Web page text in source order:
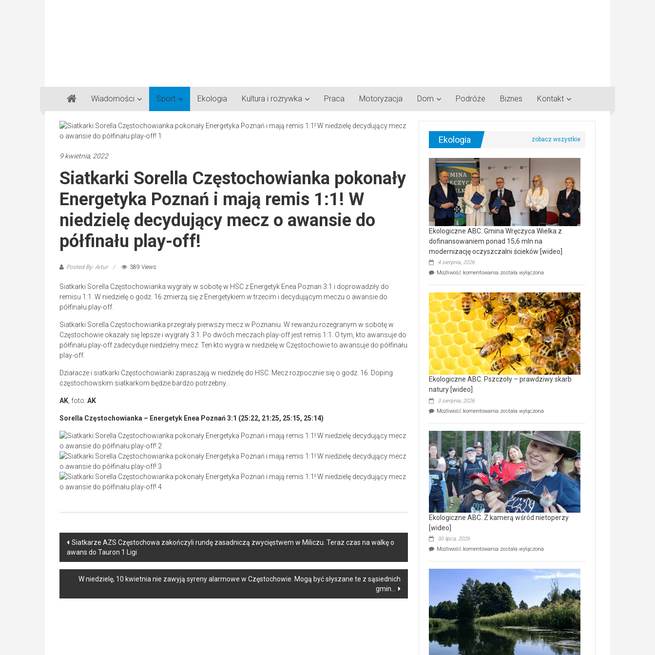
Gazeta
Regionalna
Częstochowa,
Kłobuck,
Myszków
Wiadomości Sport Ekologia Kultura i rozrywka Praca Motoryzacja Dom Podróże Biznes Kontakt
9 kwietnia, 2022
Siatkarki Sorella Częstochowianka pokonały
Energetyka Poznań i mają remis 1:1! W
niedzielę decydujący mecz o awansie do
półfinału play-off!
Posted By: Artur 389 Views
Siatkarki Sorella Częstochowianka wygrały w sobotę w HSC z Energetyk Enea Poznan 3:1 i doprowadziły do
remisu 1:1. W niedzielę o godz. 16 zmierzą się z Energetykiem w trzecim i decydującym meczu o awansie do
półfinału play-off.
Siatkarki Sorella Częstochowianka przegrały pierwszy mecz w Poznaniu. W rewanżu rozegranym w sobotę w
Częstochowie okazały się lepsze i wygrały 3:1. Po dwóch meczach play-off jest remis 1:1. O tym, kto awansuje do
półfinału play-off zadecyduje niedzielny mecz. Ten kto wygra w niedzielę w Częstochowie to awansuje do półfinału
play-off.
Działacze i siatkarki Częstochowianki zapraszają w niedzielę do HSC. Mecz rozpocznie się o godz. 16. Doping
częstochowskim siatkarkom będzie bardzo potrzebny…
AK, foto: AK
Sorella Częstochowianka – Energetyk Enea Poznań 3:1 (25:22, 21:25, 25:15, 25:14)
Post
navigation
Siatkarze AZS Częstochowa zakończyli rundę zasadniczą zwycięstwem w Miliczu. Teraz czas na walkę o
awans do Tauron 1 Ligi
W niedzielę, 10 kwietnia nie zawyją syreny alarmowe w Częstochowie. Mogą być słyszane te z sąsiednich
gmin…
Ekologia
Ekologiczne ABC. Gmina Wręczyca Wielka z
dofinansowaniem ponad 15,6 mln na
modernizację oczyszczalni ścieków [wideo]
4 sierpnia, 2026
Możliwość komentowania Ekologiczne
Wręczyca
Wielka
z
dofinansowaniem
ponad
15,6
mln
na
modernizację
oczyszczalni
ścieków
[wideo]
została wyłączona
Ekologiczne ABC. Pszczoły – prawdziwy skarb
natury [wideo]
3 sierpnia, 2026
Możliwość komentowania Ekologiczne
–
prawdziwy
skarb
natury
[wideo]
została wyłączona
Ekologiczne ABC. Z kamerą wśród nietoperzy
[wideo]
30 lipca, 2026
Możliwość komentowania Ekologiczne
wśród
nietoperzy
[wideo]
została wyłączona